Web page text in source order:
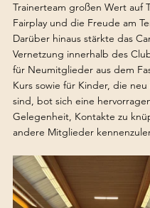
Trainerteam großen Wert auf
Fairplay und die Freude am
Darüber hinaus stärkte das
Vernetzung innerhalb des
für Neumitglieder aus dem
Kurs sowie für Kinder, die neu
sind, bot sich eine
Gelegenheit, Kontakte zu
andere Mitglieder